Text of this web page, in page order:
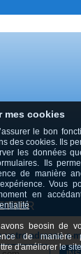
votre adresse e-
mes cookies
le bon
des cookies. Ils
les données
Ils
de manière
Vous
en
beosin de
de manière
d'améliorer le